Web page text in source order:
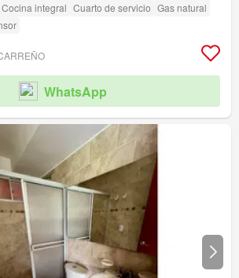
Cocina integral Cuarto de servicio Gas natural
WhatsApp